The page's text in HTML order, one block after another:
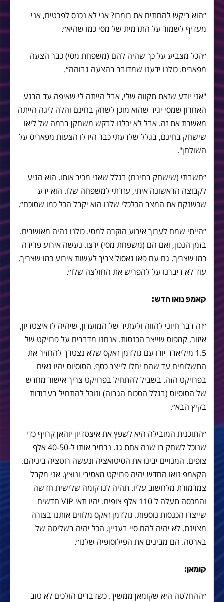
״הוא ביקש להחתים את רומרו? אני לא נכנס לפרטים, אני
מעדיף לשמור על התדמית של מסי כמו שהיא״.
״הכל מצביע על כך שהיה להם (משפחת מסי) כבר הצעה
מפאריס. כולנו ידענו שמדובר בהצעה גבוהה״.
"אני יודע שזאת תקווה שלי, אבל הייתה לי שאיפה עד הרגע
האחרון שמסי יגיד שהוא מוכן לשחק בחינם והלה ליגה הייתה
מאשרת את זה. אבל לא יכלנו לבקש משחקן ברמה של ליאו
שישחק בחינם, בגלל שלדעתי כבר היו לו הצעות מפאריס על
השולחן".
״חשבתי (שישחק בחינם) בגלל שאני מכיר אותו. הוא הגיע
לקבוצה הראשונה איתי, עזרתי למשפחה שלו. הוא ידע
שכשנקם את המצב הכלכלי שלנו הוא יקבל הכל כמו שסוכם״.
״הייתי שמח לערוך אירוע הוקרה למסי. כולנו נהיה מאושרים.
בזמן הנכון, ואם הם (משפחת מסי) ירצו. נעשה אירוע פרידה
כמו שצריך. גם עם פאו גאסול צריך לעשות אירוע כמו שצריך.
עוד לא דיברנו על להפריש את החולצה שלו״.
קאמפ נואו חדש:
״זה דבר חיוני להווה ולעתיד של המועדון, שיהיה לו איצטדיון,
איזור, קמפוס שייצר הכנסות. אנחנו מדברים על פרויקט של
1.5 מיליארד יורו עם גולדמן זאקס שלא נצטרך להחזיר את
התשלומים עד שהם יחלו לייצר כסף. הסוסיוס יהיו גאים
בפרויקט הזה. בשביל להתחיל בפרויקט צריך אישור מחדש
של הסוסיוס (בגלל הסכום הגבוה) ונוכל להתחיל בעבודות
בקיץ הבא״.
״התוכנית המובילה היא לשפץ את איצטדיון יוהאן קרויף כדי
שנוכל לשחק בו שנה אחת גג. נרחיב אותו ל-40-50 אלף
צופים. המנויים יבינו את הסיטואציה ונעשה רוטציה ביניהם.
הקאמפ נואו החדש יהיה פרויקט מאסיבי ונוצץ. אני מקבל
צמרמורת מלחשוב עליו. תהיה לנו קומה שלישית חדשה
והמכסה תעלה ל 110 אלף צופים. יהיו תאי VIP חדשים
שייצרו הכנסות נוספות. גולדמן זאקס מלווים אותנו בצורה
מצוינת, לא יהיה להם סיי בעניין, הכל יהיה בשליטה של
בארסה. הם מבינים את הפילוסופיה שלנו״.
קומאן:
״ההחלטה היא שקומאן ממשיך. כשדברים הולכים לא טוב